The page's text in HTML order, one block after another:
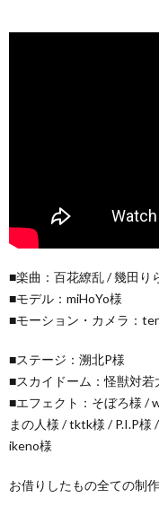
■楽曲：百花繚乱 / 幾田り
■モデル：miHoYo様
■モーション・カメラ：
■ステージ：溯北P様
■スカイドーム：怪獣対若
■エフェクト：そぼろ様 /
まの人様 / tktk様 / P.I.P様
ikeno様
お借りしたもの全ての制